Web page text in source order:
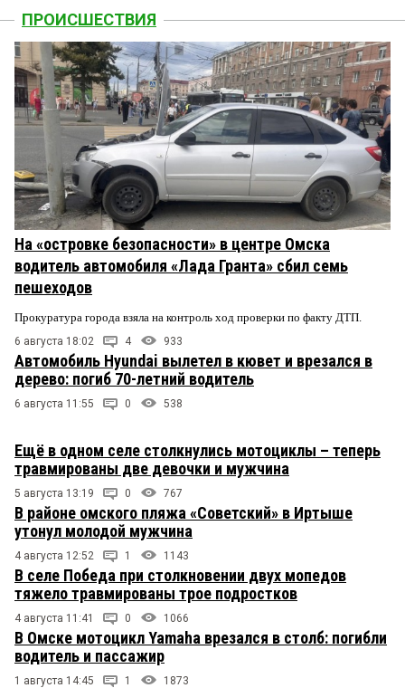
ПРОИСШЕСТВИЯ
На «островке безопасности» в центре Омска
водитель автомобиля «Лада Гранта» сбил семь
пешеходов
Прокуратура города взяла на контроль ход проверки по факту ДТП.
6 августа 18:02 4 933
Автомобиль Hyundai вылетел в кювет и врезался в
дерево: погиб 70-летний водитель
6 августа 11:55 0 538
Ещё в одном селе столкнулись мотоциклы – теперь
травмированы две девочки и мужчина
5 августа 13:19 0 767
В районе омского пляжа «Советский» в Иртыше
утонул молодой мужчина
4 августа 12:52 1 1143
В селе Победа при столкновении двух мопедов
тяжело травмированы трое подростков
4 августа 11:41 0 1066
В Омске мотоцикл Yamaha врезался в столб: погибли
водитель и пассажир
1 августа 14:45 1 1873